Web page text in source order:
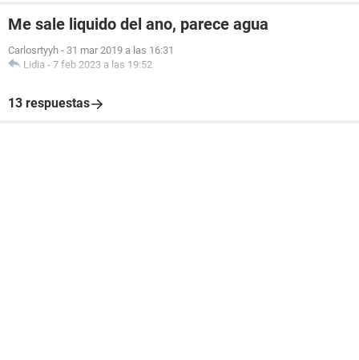
Me sale liquido del ano, parece agua
Carlosrtyyh - 31 mar 2019 a las 16:31
Lidia - 7 feb 2023 a las 19:52
13 respuestas